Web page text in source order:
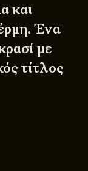
και
Ένα
με
τίτλος